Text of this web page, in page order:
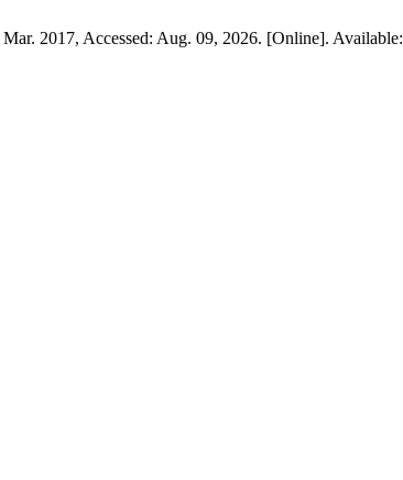
2017, Accessed: Aug. 09, 2026. [Online]. Available: